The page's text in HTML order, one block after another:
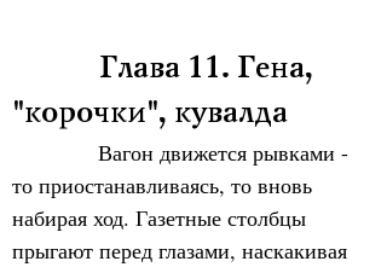
Глава 11. Гена,
"корочки", кувалда
Вагон движется рывками -
то приостанавливаясь, то вновь
набирая ход. Газетные столбцы
прыгают перед глазами, наскакивая